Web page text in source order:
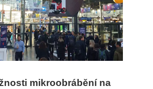
mikroobrábění na